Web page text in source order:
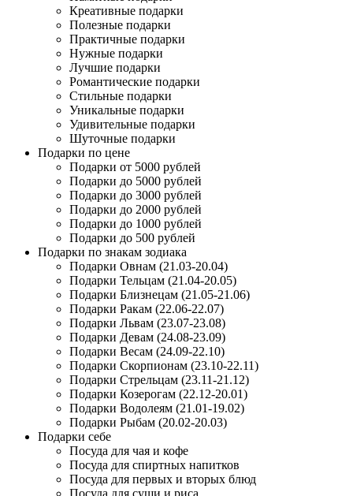
Креативные подарки
Полезные подарки
Практичные подарки
Нужные подарки
Лучшие подарки
Романтические подарки
Стильные подарки
Уникальные подарки
Удивительные подарки
Шуточные подарки
Подарки по цене
Подарки от 5000 рублей
Подарки до 5000 рублей
Подарки до 3000 рублей
Подарки до 2000 рублей
Подарки до 1000 рублей
Подарки до 500 рублей
Подарки по знакам зодиака
Подарки Овнам (21.03-20.04)
Подарки Тельцам (21.04-20.05)
Подарки Близнецам (21.05-21.06)
Подарки Ракам (22.06-22.07)
Подарки Львам (23.07-23.08)
Подарки Девам (24.08-23.09)
Подарки Весам (24.09-22.10)
Подарки Скорпионам (23.10-22.11)
Подарки Стрельцам (23.11-21.12)
Подарки Козерогам (22.12-20.01)
Подарки Водолеям (21.01-19.02)
Подарки Рыбам (20.02-20.03)
Подарки себе
Посуда для чая и кофе
Посуда для спиртных напитков
Посуда для первых и вторых блюд
Посуда для суши и риса